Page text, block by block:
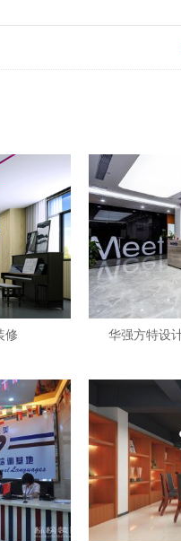
修 华强方特设